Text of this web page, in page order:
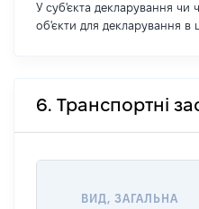
У суб'єкта декларування чи
об'єкти для декларування в
6. Транспортні
ВИД, ЗАГАЛЬНА